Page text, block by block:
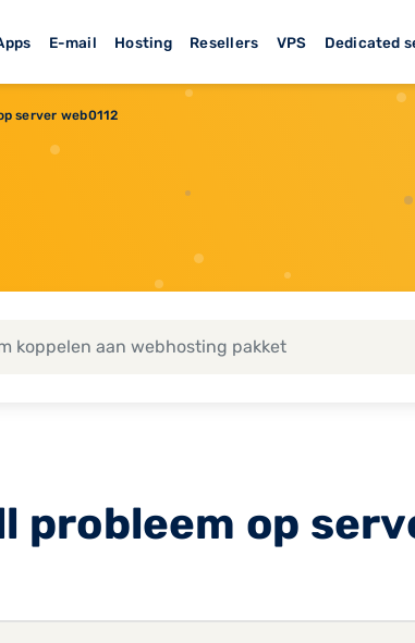
E-mail Hosting Resellers VPS Dedicated
server web0112
probleem op